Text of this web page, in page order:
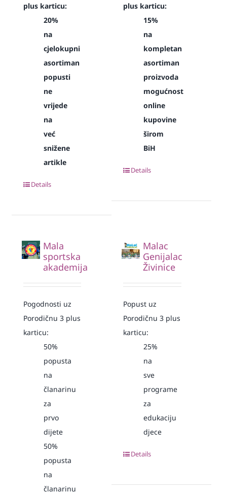
plus karticu:
20%
na
cjelokupni
asortiman
popusti
ne
vrijede
na
već
snižene
artikle
Details
plus karticu:
15%
na
kompletan
asortiman
proizvoda
mogućnost
online
kupovine
širom
BiH
Details
Mala
sportska
akademija
Pogodnosti uz
Porodičnu 3 plus
karticu:
50%
popusta
na
članarinu
za
prvo
dijete
50%
popusta
na
članarinu
Malac
Genijalac
Živinice
Popust uz
Porodičnu 3 plus
karticu:
25%
na
sve
programe
za
edukaciju
djece
Details